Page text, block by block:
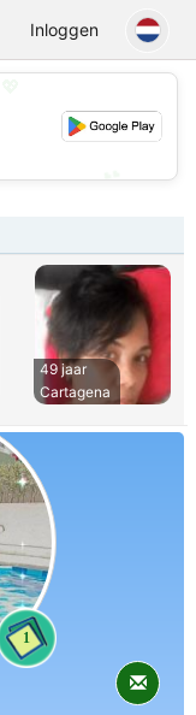
Inloggen
49 jaar
Cartagena
1